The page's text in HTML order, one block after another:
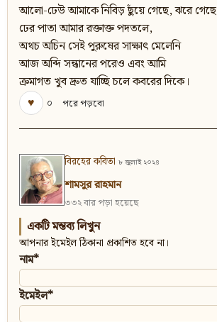
আলো-ঢেউ আমাকে নিবিড় ছুঁয়ে গেছে, ঝরে গেছে
ঢের পাতা আমার রক্তাক্ত পদতলে,
অথচ অচিন সেই পুরুষের সাক্ষাৎ মেলেনি
আজ অব্দি সন্ধানের পরেও এবং আমি
ক্রমাগত খুব দ্রুত যাচ্ছি চলে কবরের দিকে।
♥
০ পরে পড়বো
বিরহের কবিতা ৮ জুলাই ২০২৪
শামসুর রাহমান
৩৩২ বার পড়া হয়েছে
একটি মন্তব্য লিখুন
আপনার ইমেইল ঠিকানা প্রকাশিত হবে না।
নাম*
ইমেইল*